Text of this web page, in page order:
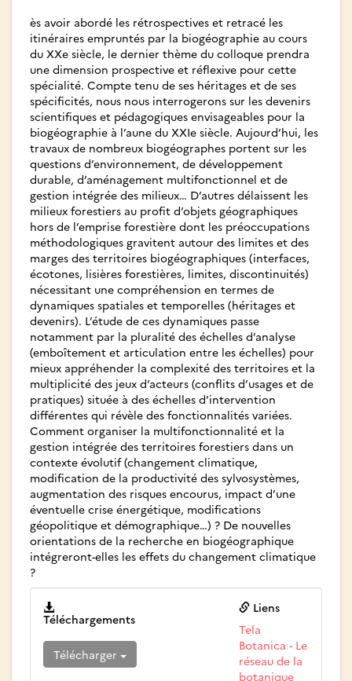
ès avoir abordé les rétrospectives et retracé les
itinéraires empruntés par la biogéographie au cours
du XXe siècle, le dernier thème du colloque prendra
une dimension prospective et réflexive pour cette
spécialité. Compte tenu de ses héritages et de ses
spécificités, nous nous interrogerons sur les devenirs
scientifiques et pédagogiques envisageables pour la
biogéographie à l’aune du XXIe siècle. Aujourd’hui, les
travaux de nombreux biogéographes portent sur les
questions d’environnement, de développement
durable, d’aménagement multifonctionnel et de
gestion intégrée des milieux… D’autres délaissent les
milieux forestiers au profit d’objets géographiques
hors de l’emprise forestière dont les préoccupations
méthodologiques gravitent autour des limites et des
marges des territoires biogéographiques (interfaces,
écotones, lisières forestières, limites, discontinuités)
nécessitant une compréhension en termes de
dynamiques spatiales et temporelles (héritages et
devenirs). L’étude de ces dynamiques passe
notamment par la pluralité des échelles d’analyse
(emboîtement et articulation entre les échelles) pour
mieux appréhender la complexité des territoires et la
multiplicité des jeux d’acteurs (conflits d’usages et de
pratiques) située à des échelles d’intervention
différentes qui révèle des fonctionnalités variées.
Comment organiser la multifonctionnalité et la
gestion intégrée des territoires forestiers dans un
contexte évolutif (changement climatique,
modification de la productivité des sylvosystèmes,
augmentation des risques encourus, impact d’une
éventuelle crise énergétique, modifications
géopolitique et démographique…) ? De nouvelles
orientations de la recherche en biogéographique
intégreront-elles les effets du changement climatique
?
Téléchargements
Télécharger
Liens
Tela
Botanica - Le
réseau de la
botanique